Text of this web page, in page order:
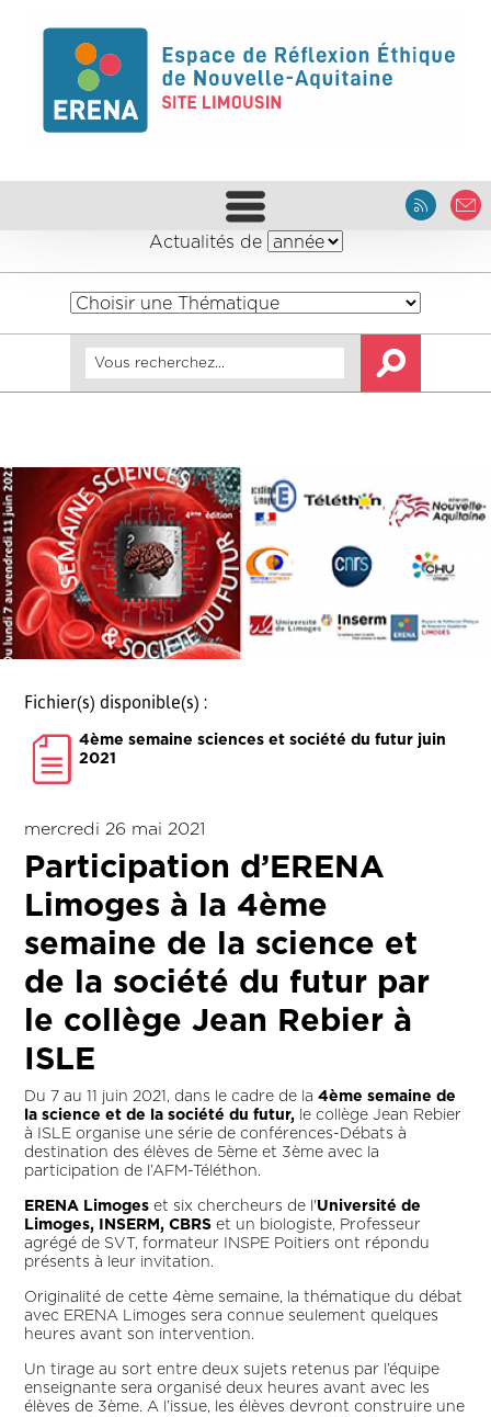
Actualités de
Fichier(s) disponible(s) :
4ème semaine sciences et société du futur juin
2021
mercredi 26 mai 2021
Participation d’ERENA
Limoges à la 4ème
semaine de la science et
de la société du futur par
le collège Jean Rebier à
ISLE
Du 7 au 11 juin 2021, dans le cadre de la4ème semaine de
la science et de la société du futur, le collège Jean Rebier
à ISLE organise une série de conférences-Débats à
destination des élèves de 5ème et 3ème avec la
participation de l’AFM-Téléthon.
ERENA Limoges et six chercheurs de l'Université de
Limoges, INSERM, CBRS et un biologiste, Professeur
agrégé de SVT, formateur INSPE Poitiers ont répondu
présents à leur invitation.
Originalité de cette 4ème semaine, la thématique du débat
avec ERENA Limoges sera connue seulement quelques
heures avant son intervention.
Un tirage au sort entre deux sujets retenus par l’équipe
enseignante sera organisé deux heures avant avec les
élèves de 3ème. A l’issue, les élèves devront construire une